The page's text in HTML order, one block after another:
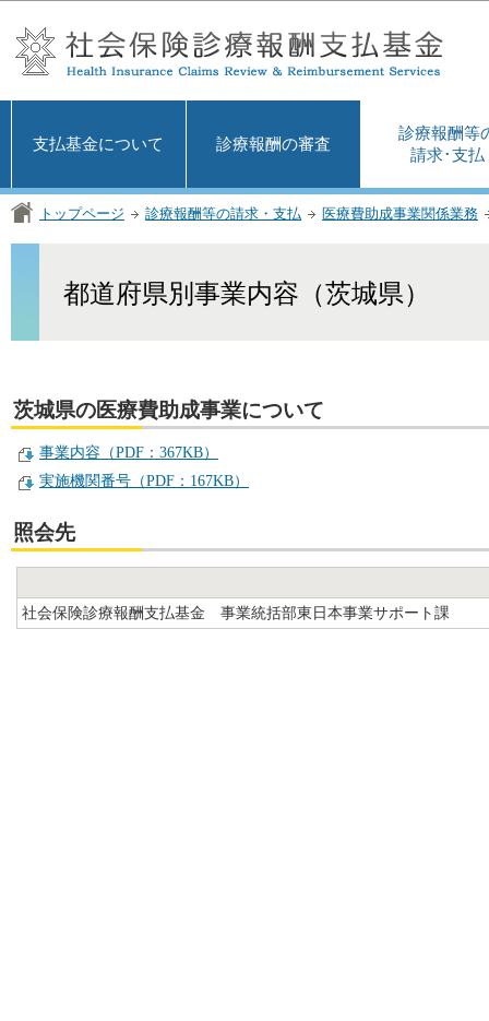
支払基金について 診療報酬の審査
診療報酬等
請求･支払
トップページ 診療報酬等の請求・支払 医療費助成事業関係業務
都道府県別事業内容（茨城県）
茨城県の医療費助成事業について
事業内容（PDF：367KB）
実施機関番号（PDF：167KB）
照会先
社会保険診療報酬支払基金 事業統括部東日本事業サポート課